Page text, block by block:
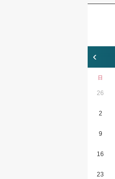
‹
日
26
2
9
16
23